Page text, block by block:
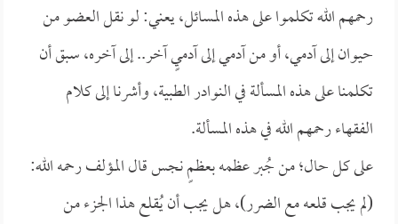
رحمهم الله تكلموا على هذه المسائل، يعني: لو نقل العضو من
حيوان إلى آدمي، أو من آدمي إلى آدميٍ آخر.. إلى آخره، سبق أن
تكلمنا على هذه المسألة في النوادر الطبية، وأشرنا إلى كلام
الفقهاء رحمهم الله في هذه المسألة.
على كل حال؛ من جُبر عظمه بعظمٍ نجس قال المؤلف رحمه الله:
(لم يجب قلعه مع الضرر)، هل يجب أن يُقلع هذا الجزء من